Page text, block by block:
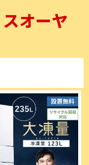
オーヤ